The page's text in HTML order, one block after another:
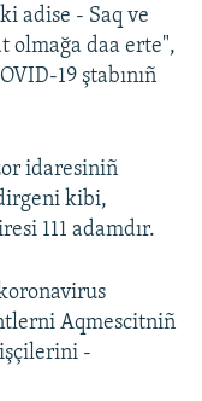
adise - Saq ve
olmağa daa erte",
19 ştabınıñ
idaresiniñ
kibi,
111 adamdır.
Aqmescitniñ
-